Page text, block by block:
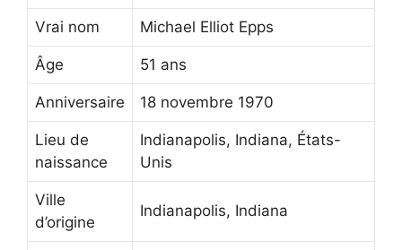
Vrai nom Michael Elliot Epps
Âge 51 ans
Anniversaire 18 novembre 1970
Lieu de
naissance
Indianapolis, Indiana, États-
Unis
Ville
d’origine
Indianapolis, Indiana